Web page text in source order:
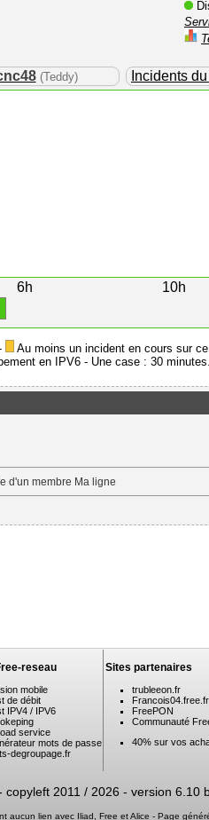
(Teddy) Incidents
6h 10h
Au moins un incident en cours sur
en IPV6 - Une case : 30
d'un membre Ma ligne
reseau
mobile
de débit
IPV4 / IPV6
service
mots de passe
degroupage.fr
Sites partenaires
trubleeon.fr
Francois04.free.fr
FreePON
Communauté
40% sur vos
copyleft 2011 / 2026 - version 6.10
aucun lien avec Iliad, Free et Alice - Page